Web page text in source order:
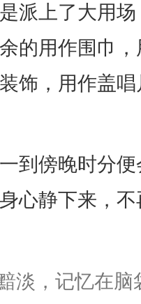
派上了大用
的用作围巾
饰，用作盖
到傍晚时分
心静下来，
淡，记忆在